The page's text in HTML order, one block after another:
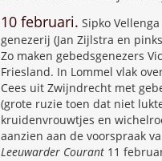
10 februari. Sipko
genezerij (Jan Zijlstra en
Zo maken gebedsgenezers
Friesland. In Lommel vlak
Cees uit Zwijndrecht met
(grote ruzie toen dat niet
kruidenvrouwtjes en
aanzien aan de voorspraak
Leeuwarder Courant 11